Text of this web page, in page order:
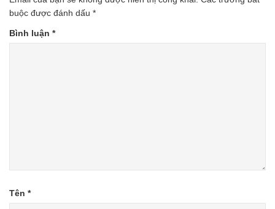
buộc được đánh dấu *
Bình luận *
Tên *